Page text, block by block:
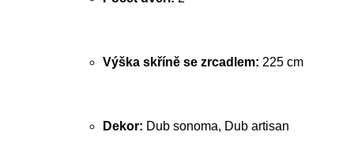
Výška skříně se zrcadlem: 225 cm
Dekor: Dub sonoma, Dub artisan